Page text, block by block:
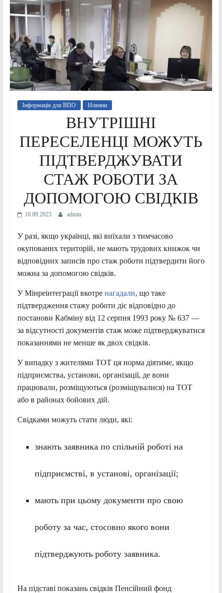
Інформація для ВПО Новини
ВНУТРІШНІ
ПЕРЕСЕЛЕНЦІ МОЖУТЬ
ПІДТВЕРДЖУВАТИ
СТАЖ РОБОТИ ЗА
ДОПОМОГОЮ СВІДКІВ
18.09.2023 admin
У разі, якщо українці, які виїхали з тимчасово
окупованих територій, не мають трудових книжок чи
відповідних записів про стаж роботи підтвердити його
можна за допомогою свідків.
У Мінреінтеграції вкотре нагадали, що таке
підтвердження стажу роботи діє відповідно до
постанови Кабміну від 12 серпня 1993 року № 637 —
за відсутності документів стаж може підтверджуватися
показаннями не менше як двох свідків.
У випадку з жителями ТОТ ця норма діятиме, якщо
підприємства, установи, організації, де вони
працювали, розміщуються (розміщувалися) на ТОТ
або в районах бойових дій.
Свідками можуть стати люди, які:
знають заявника по спільній роботі на
підприємстві, в установі, організації;
мають при цьому документи про свою
роботу за час, стосовно якого вони
підтверджують роботу заявника.
На підставі показань свідків Пенсійний фонд